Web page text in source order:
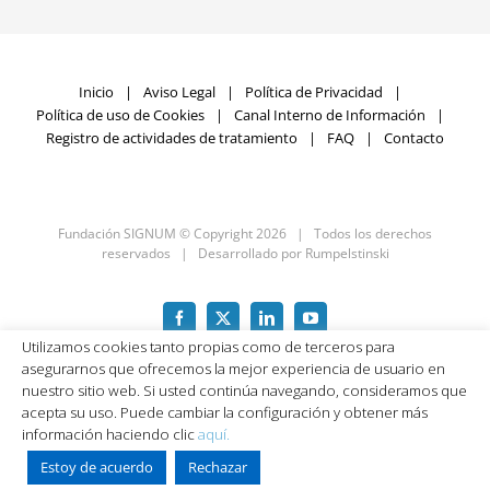
Inicio Aviso Legal
Política de Privacidad
Política de uso de Cookies
Canal Interno de Información
Registro de actividades de tratamiento
FAQ Contacto
Fundación SIGNUM © Copyright2026 | Todos los derechos
reservados | Desarrollado por Rumpelstinski
Facebook
X LinkedInYouTube
Utilizamos cookies tanto propias como de terceros para
asegurarnos que ofrecemos la mejor experiencia de usuario en
nuestro sitio web. Si usted continúa navegando, consideramos que
acepta su uso. Puede cambiar la configuración y obtener más
información haciendo clicaquí.
Estoy de acuerdo
Rechazar